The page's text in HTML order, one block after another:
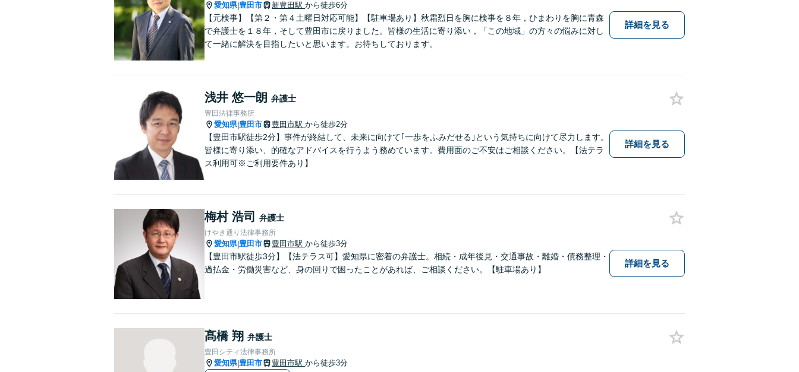
愛知県|豊田市 新豊田駅 から徒歩6分
【元検事】【第２・第４土曜日対応可能】【駐車場あり】秋霜烈日を胸に検事を８年，ひまわりを胸に青森
で弁護士を１８年，そして豊田市に戻りました。皆様の生活に寄り添い，「この地域」の方々の悩みに対し
て一緒に解決を目指したいと思います。お待ちしております。
詳細を見る
浅井 悠一朗 弁護士
豊田法律事務所
愛知県|豊田市 豊田市駅 から徒歩2分
【豊田市駅徒歩2分】事件が終結して、未来に向けて｢一歩をふみだせる｣という気持ちに向けて尽力します。
皆様に寄り添い、的確なアドバイスを行うよう務めています。費用面のご不安はご相談ください。【法テラ
ス利用可※ご利用要件あり】
詳細を見る
梅村 浩司 弁護士
けやき通り法律事務所
愛知県|豊田市 豊田市駅 から徒歩3分
【豊田市駅徒歩3分】【法テラス可】愛知県に密着の弁護士。相続・成年後見・交通事故・離婚・債務整理・
過払金・労働災害など、身の回りで困ったことがあれば、ご相談ください。【駐車場あり】
詳細を見る
髙橋 翔 弁護士
豊田シティ法律事務所
愛知県|豊田市 豊田市駅 から徒歩3分